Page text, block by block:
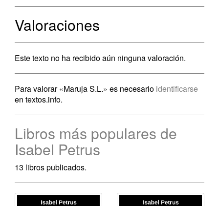
Valoraciones
Este texto no ha recibido aún ninguna valoración.
Para valorar «Maruja S.L.» es necesario identificarse
en textos.info.
Libros más populares de
Isabel Petrus
13 libros publicados.